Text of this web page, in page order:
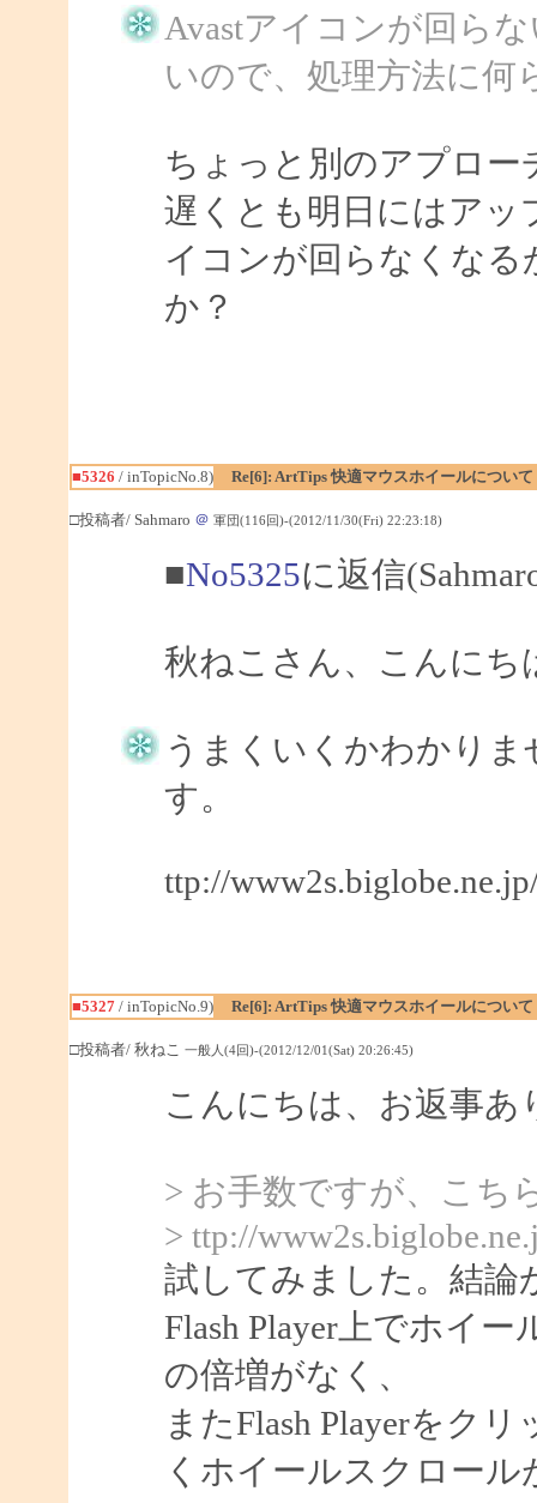
Avastアイコンが回ら
いので、処理方法に何
ちょっと別のアプロー
遅くとも明日にはアッ
イコンが回らなくな
か？
■5326 / inTopicNo.8) Re[6]: ArtTips 快適マウスホイールについて
□投稿者/ Sahmaro ＠ 軍団(116回)-(2012/11/30(Fri) 22:23:18)
■No5325に返信
秋ねこさん、こんにち
うまくいくかわかり
す。
ttp://
■5327/ inTopicNo.9) Re[6]: ArtTips 快適マウスホイールについて
□投稿者/ 秋ねこ 一般人(4回)-(2012/12/01(Sat) 20:26:45)
こんにちは、お返事
> お手数ですが、こち
> ttp://
試してみました。結論
Flash Player上でホイ
の倍増がなく、
またFlash Playerをク
くホイールスクロー